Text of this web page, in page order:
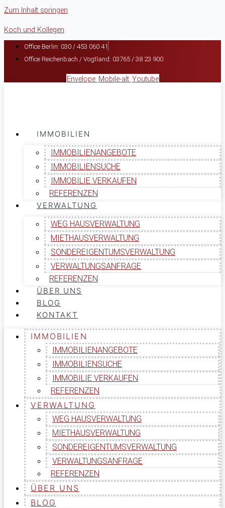
Zum Inhalt springen
Koch und Kollegen
Office Berlin: 030 / 453 060 41
Office Reichenbach / Vogtland: 03765 / 38 23 900
Envelope Mobile-alt Youtube
IMMOBILIEN
IMMOBILIENANGEBOTE
IMMOBILIENSUCHE
IMMOBILIE VERKAUFEN
REFERENZEN
VERWALTUNG
WEG HAUSVERWALTUNG
MIETHAUSVERWALTUNG
SONDEREIGENTUMSVERWALTUNG
VERWALTUNGSANFRAGE
REFERENZEN
ÜBER UNS
BLOG
KONTAKT
IMMOBILIEN
IMMOBILIENANGEBOTE
IMMOBILIENSUCHE
IMMOBILIE VERKAUFEN
REFERENZEN
VERWALTUNG
WEG HAUSVERWALTUNG
MIETHAUSVERWALTUNG
SONDEREIGENTUMSVERWALTUNG
VERWALTUNGSANFRAGE
REFERENZEN
ÜBER UNS
BLOG